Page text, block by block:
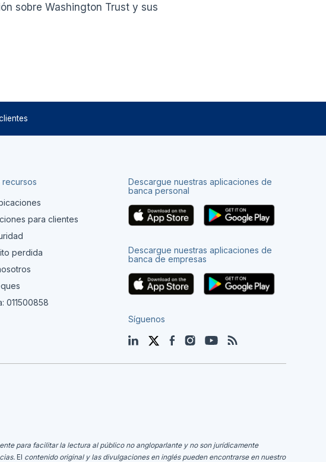
sobre Washington Trust y sus
recursos
para clientes
perdida
011500858
Descargue nuestras aplicaciones de
banca personal
Descargue nuestras aplicaciones de
banca de empresas
Síguenos
LinkedInTwitterFacebook
InstagramYouTube
Blog
para facilitar la lectura al público no angloparlante y no son jurídicamente
El contenido original y las divulgaciones en inglés pueden encontrarse en nuestro